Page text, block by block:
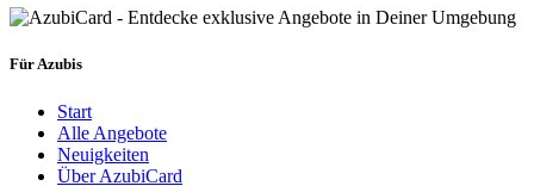
Für Azubis
Start
Alle Angebote
Neuigkeiten
Über AzubiCard